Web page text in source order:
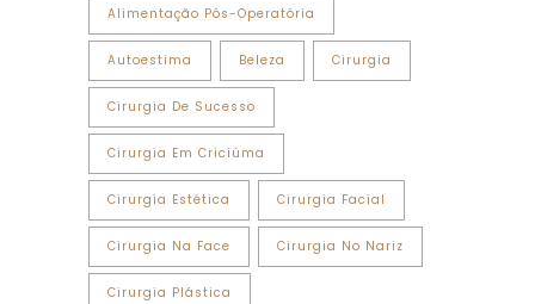
Alimentação Pós-Operatória
Autoestima Beleza Cirurgia
Cirurgia De Sucesso
Cirurgia Em Criciúma
Cirurgia Estética Cirurgia Facial
Cirurgia Na Face Cirurgia No Nariz
Cirurgia Plástica